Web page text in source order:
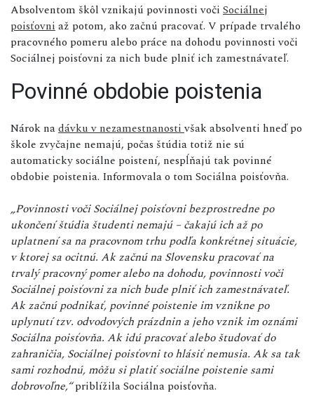
Absolventom škôl vznikajú povinnosti voči Sociálnej
poisťovni až potom, ako začnú pracovať. V prípade trvalého
pracovného pomeru alebo práce na dohodu povinnosti voči
Sociálnej poisťovni za nich bude plniť ich zamestnávateľ.
Povinné obdobie poistenia
Nárok nadávku v nezamestnanostivšak absolventi hneď po
škole zvyčajne nemajú, počas štúdia totiž nie sú
automaticky sociálne poistení, nespĺňajú tak povinné
obdobie poistenia. Informovala o tom Sociálna poisťovňa.
„Povinnosti voči Sociálnej poisťovni bezprostredne po
ukončení štúdia študenti nemajú – čakajú ich až po
uplatnení sa na pracovnom trhu podľa konkrétnej situácie,
v ktorej sa ocitnú. Ak začnú na Slovensku pracovať na
trvalý pracovný pomer alebo na dohodu, povinnosti voči
Sociálnej poisťovni za nich bude plniť ich zamestnávateľ.
Ak začnú podnikať, povinné poistenie im vznikne po
uplynutí tzv. odvodových prázdnin a jeho vznik im oznámi
Sociálna poisťovňa. Ak idú pracovať alebo študovať do
zahraničia, Sociálnej poisťovni to hlásiť nemusia. Ak sa tak
sami rozhodnú, môžu si platiť sociálne poistenie sami
dobrovoľne,“priblížila Sociálna poisťovňa.